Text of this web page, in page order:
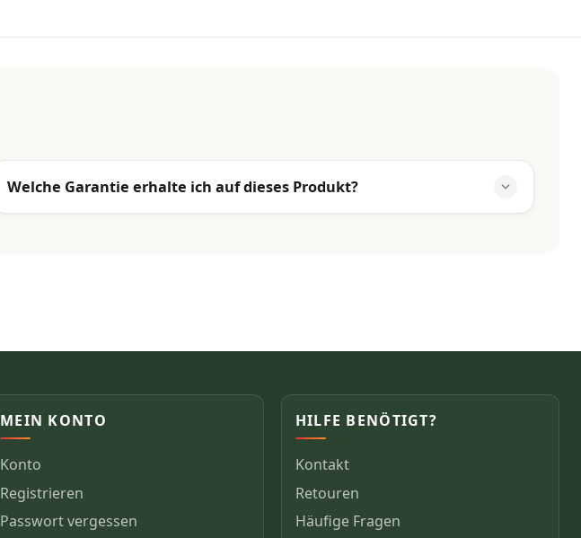
Welche Garantie erhalte ich auf dieses Produkt?
MEIN KONTO
Konto
Registrieren
Passwort vergessen
HILFE BENÖTIGT?
Kontakt
Retouren
Häufige Fragen